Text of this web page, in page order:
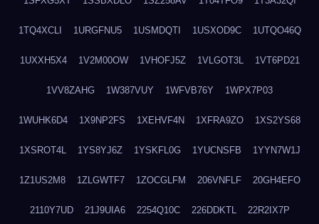
1TQ4XCLI 1URGFNU5 1USMDQTI 1USXOD9C 1UTQO46Q
1UXXH5X4 1V2M00OW 1VHOFJ5Z 1VLGOT3L 1VT6PD21
1VV8ZAHG 1W387VUY 1WFVB76Y 1WPX7P03
1WUHK6D4 1X9NP2FS 1XEHVF4N 1XFRA9ZO 1XS2YS68
1XSROT4L 1YS8YJ6Z 1YSKFL0G 1YUCNSFB 1YYN7W1J
1Z1US2M8 1ZLGWTF7 1ZOCGLFM 206VNFLF 20GH4EFO
2110Y7UD 21J9UIA6 2254Q10C 226DDKTL 22R2IX7P